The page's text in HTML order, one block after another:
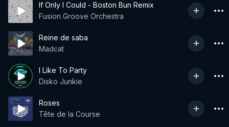
If Only I Could - Boston Bun Remix
Fusion Groove Orchestra
Reine de saba
Madcat
I Like To Party
Disko Junkie
Roses
Tête de la Course